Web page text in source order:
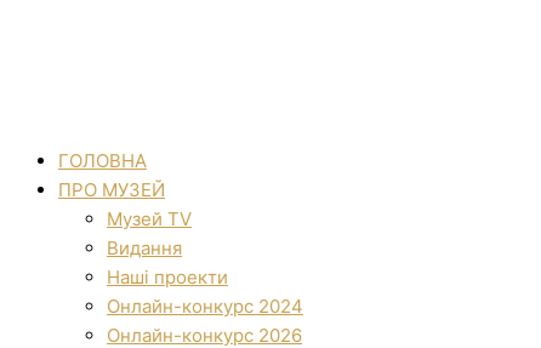
ГОЛОВНА
ПРО МУЗЕЙ
Музей TV
Видання
Наші проекти
Онлайн-конкурс 2024
Онлайн-конкурс 2026